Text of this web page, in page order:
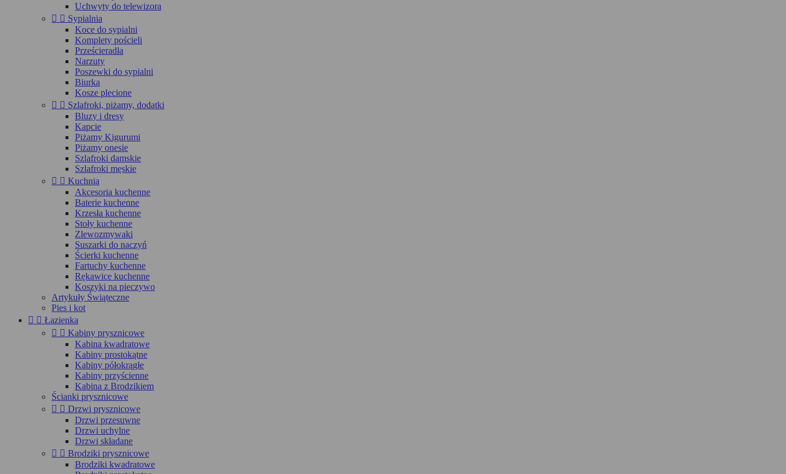
Uchwyty do telewizora
  Sypialnia
Koce do sypialni
Komplety pościeli
Prześcieradła
Narzuty
Poszewki do sypialni
Biurka
Kosze plecione
  Szlafroki, piżamy, dodatki
Bluzy i dresy
Kapcie
Piżamy Kigurumi
Piżamy onesie
Szlafroki damskie
Szlafroki męskie
  Kuchnia
Akcesoria kuchenne
Baterie kuchenne
Krzesła kuchenne
Stoły kuchenne
Zlewozmywaki
Suszarki do naczyń
Ścierki kuchenne
Fartuchy kuchenne
Rękawice kuchenne
Koszyki na pieczywo
Artykuły Świąteczne
Pies i kot
  Łazienka
  Kabiny prysznicowe
Kabina kwadratowe
Kabiny prostokątne
Kabiny półokrągłe
Kabiny przyścienne
Kabina z Brodzikiem
Ścianki prysznicowe
  Drzwi prysznicowe
Drzwi przesuwne
Drzwi uchylne
Drzwi składane
  Brodziki prysznicowe
Brodziki kwadratowe